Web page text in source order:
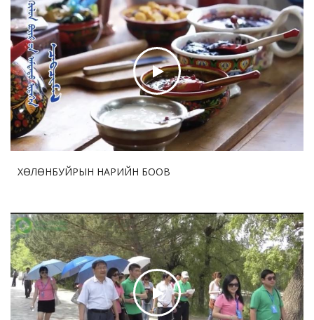
байгуулав
2026-07-30 17:47:28 79
Дөрөө жийж урагшилсан “ Шинэхэн хундагат ” хөл
бөмбөгийн тэмцээний дөчин жилийн аян
2026-07-30 17:45:35 81
ДНБ-ий нэгжид ногдох нүүрстөрөгчийн давхар
ислийн ялгаруулалт 17%-иар бууруулна
ХӨЛӨНБУЙРЫН НАРИЙН БООВ